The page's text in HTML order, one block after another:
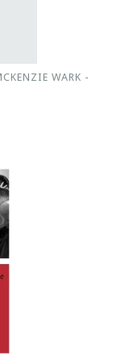
WARK -